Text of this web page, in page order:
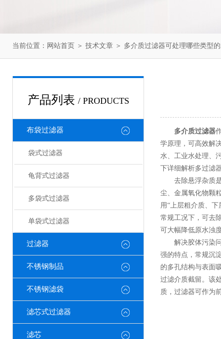
当前位置： 网站首页 ＞ 技术文章 ＞ 多介质过滤器可处理哪些类型
产品列表 / PRODUCTS
布袋过滤器
袋式过滤器
龟背式过滤器
多袋式过滤器
单袋式过滤器
过滤器
不锈钢制品
不锈钢滤袋
滤芯式过滤器
滤芯
多介质过滤器
学原理，可高效解
水、工业水处理、
下详细解析多过滤
去除悬浮杂质是
尘、金属氧化物颗
用“上层粗介质、
常规工况下，可去
可大幅降低原水浊
解决胶体污染问
强的特点，常规沉
的多孔结构与表面
过滤介质截留。该
质，过滤器可作为